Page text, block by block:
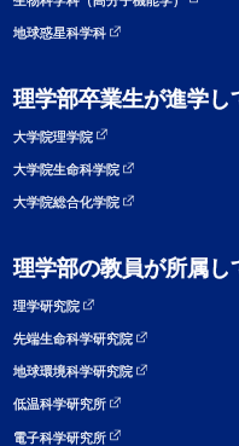
地球惑星科学科
理学部卒業生が進学し
大学院理学院
大学院生命科学院
大学院総合化学院
理学部の教員が所属し
理学研究院
先端生命科学研究院
地球環境科学研究院
低温科学研究所
電子科学研究所